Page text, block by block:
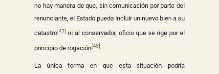
no hay manera de que, sin comunicación por parte del
renunciante, el Estado pueda incluir un nuevo bien a su
catastro[47] ni al conservador, oficio que se rige por el
principio de rogación[48] .
La única forma en que esta situación podría